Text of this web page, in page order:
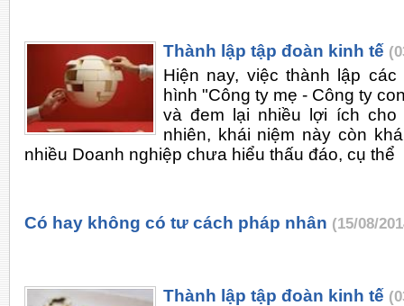
Thành lập tập đoàn kinh tế
Hiện nay, việc thành lập
hình "Công ty mẹ - Công ty
và đem lại nhiều lợi ích cho
nhiên, khái niệm này còn
nhiều Doanh nghiệp chưa hiểu thấu đáo, cụ thể
Có hay không có tư cách pháp nhân (15/08/
Thành lập tập đoàn kinh tế